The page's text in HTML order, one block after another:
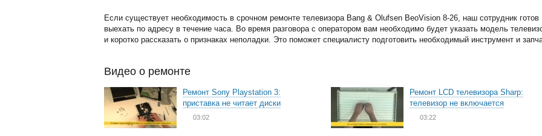
Если существует необходимость в срочном ремонте телевизора Bang & Olufsen BeoVision 8-26, наш сотрудник готов
выехать по адресу в течение часа. Во время разговора с оператором вам необходимо будет указать модель
и коротко рассказать о признаках неполадки. Это поможет специалисту подготовить необходимый инструмент и
Видео о ремонте
Ремонт Sony Playstation 3:
приставка не читает диски
03:02
Ремонт LCD телевизора Sharp:
телевизор не включается
03:22